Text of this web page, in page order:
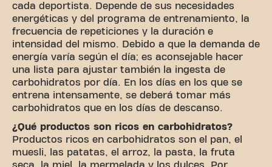
cada deportista. Depende de sus necesidades
energéticas y del programa de entrenamiento, la
frecuencia de repeticiones y la duración e
intensidad del mismo. Debido a que la demanda de
energía varía según el día; es aconsejable hacer
una lista para ajustar también la ingesta de
carbohidratos por día. En los días en los que se
entrena intensamente, se deberá tomar más
carbohidratos que en los días de descanso.
¿Qué productos son ricos en carbohidratos?
Productos ricos en carbohidratos son el pan, el
muesli, las patatas, el arroz, la pasta, la fruta
seca, la miel, la mermelada y los dulces. Por